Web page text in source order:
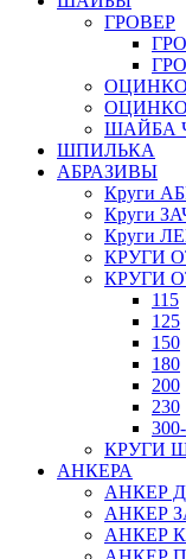
ГРОВЕР
ШАЙБА
ШПИЛЬКА
АБРАЗИВЫ
Круги
Круги
Круги
КРУГИ
КРУГИ
115
125
150
180
200
230
КРУГИ
АНКЕРА
АНКЕР
АНКЕР
АНКЕР